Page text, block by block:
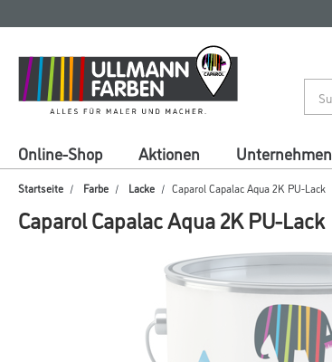
springen
springen
Online-Shop Aktionen Unternehmen
Startseite Farbe Lacke Caparol Capalac Aqua 2K PU-Lack
Caparol Capalac Aqua 2K PU-Lack